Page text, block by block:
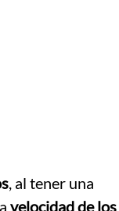
, al tener una
velocidad de los